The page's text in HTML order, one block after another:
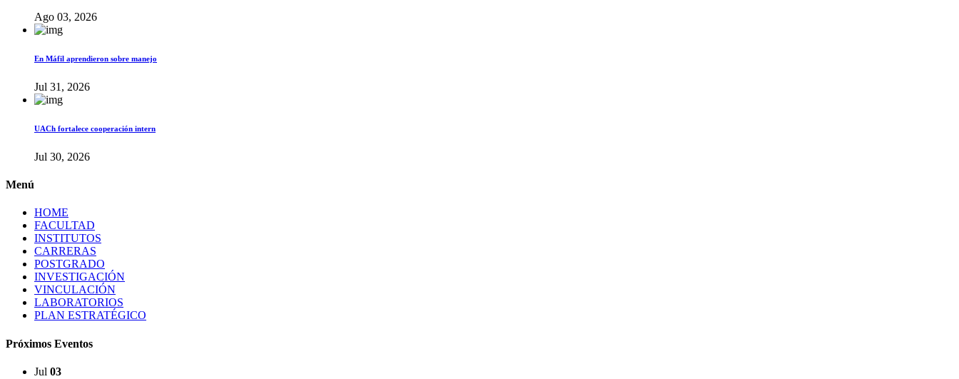
Ago 03, 2026
En Máfil aprendieron sobre manejo
Jul 31, 2026
UACh fortalece cooperación intern
Jul 30, 2026
Menú
HOME
FACULTAD
INSTITUTOS
CARRERAS
POSTGRADO
INVESTIGACIÓN
VINCULACIÓN
LABORATORIOS
PLAN ESTRATÉGICO
Próximos Eventos
Jul 03